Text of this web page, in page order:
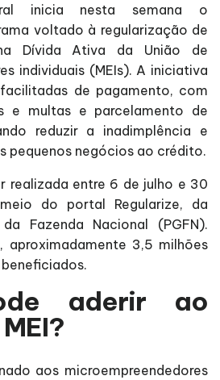
inicia nesta semana o
voltado à regularização de
Dívida Ativa da União de
individuais (MEIs). A iniciativa
de pagamento, com
e multas e parcelamento de
reduzir a inadimplência e
pequenos negócios ao crédito.
realizada entre 6 de julho e 30
do portal Regularize, da
Fazenda Nacional (PGFN).
aproximadamente 3,5 milhões
beneficiados.
aderir ao
aos microempreendedores